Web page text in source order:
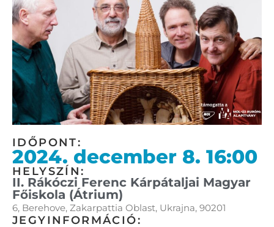
IDŐPONT:
2024. december 8. 16:00
HELYSZÍN:
II. Rákóczi Ferenc Kárpátaljai Magyar
Főiskola (Átrium)
6, Berehove, Zakarpattia Oblast, Ukrajna, 90201
JEGYINFORMÁCIÓ: